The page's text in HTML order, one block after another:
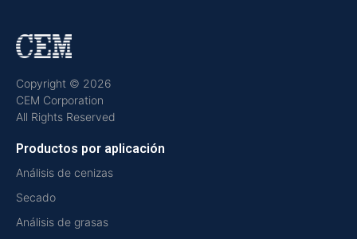
Copyright © 2026
CEM Corporation
All Rights Reserved
Productos por aplicación
Análisis de cenizas
Secado
Análisis de grasas